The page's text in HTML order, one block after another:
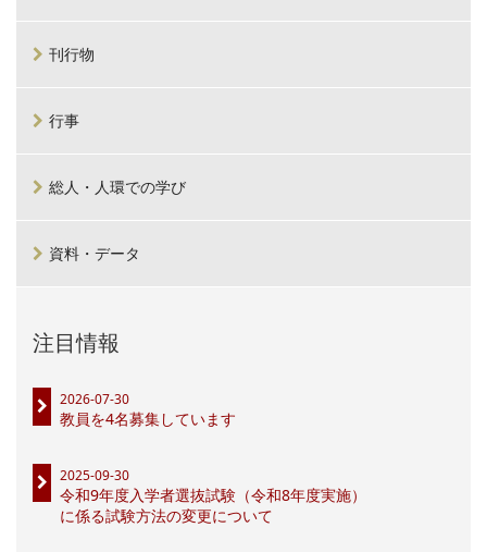
刊行物
行事
総人・人環での学び
資料・データ
注目情報
2026-07-30
教員を4名募集しています
2025-09-30
令和9年度入学者選抜試験（令和8年度実施）
に係る試験方法の変更について